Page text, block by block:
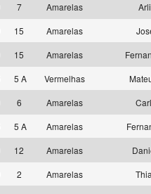
7 Amarelas
15 Amarelas
15 Amarelas
5 A Vermelhas
6 Amarelas
5 A Amarelas
12 Amarelas
2 Amarelas